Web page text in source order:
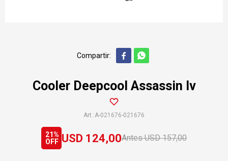
 
Cooler Deepcool Assassin Iv
A-021676-021676
USD 124,00 USD 157,00
21